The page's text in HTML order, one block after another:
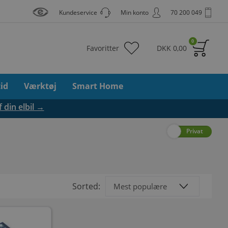
70 200 049
Min konto
Kundeservice
0
DKK 0,00
Favoritter
Værktøj
Smart Home
din elbil →
Privat
Sorted: